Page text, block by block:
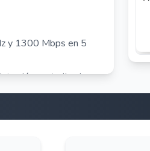
y 1300 Mbps en 5
centralizada